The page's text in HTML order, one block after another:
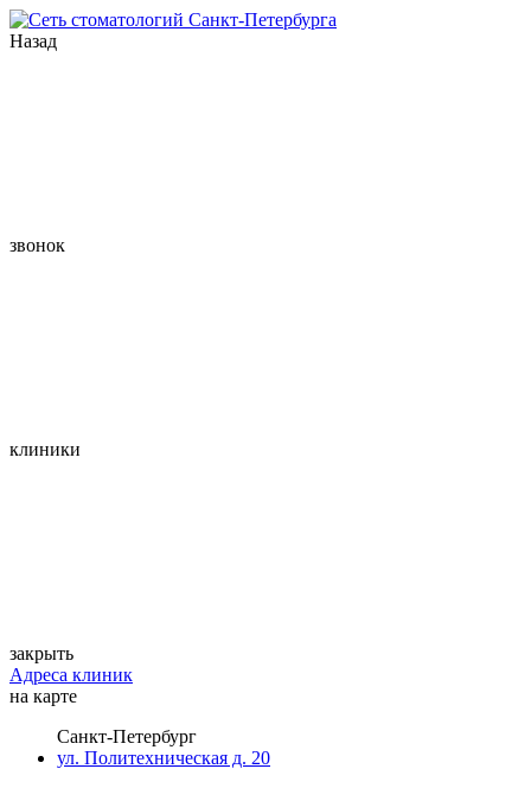
Назад
звонок
клиники
закрыть
Адреса клиник
на карте
Санкт-Петербург
ул. Политехническая д. 20